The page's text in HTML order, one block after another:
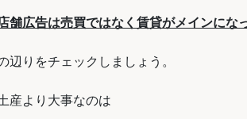
舗広告は売買ではなく賃貸がメインにな
辺りをチェックしましょう。
産より大事なのは